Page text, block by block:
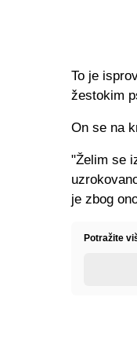
To je
žestokim
On se na
"Želim se
je zbog
Potražite